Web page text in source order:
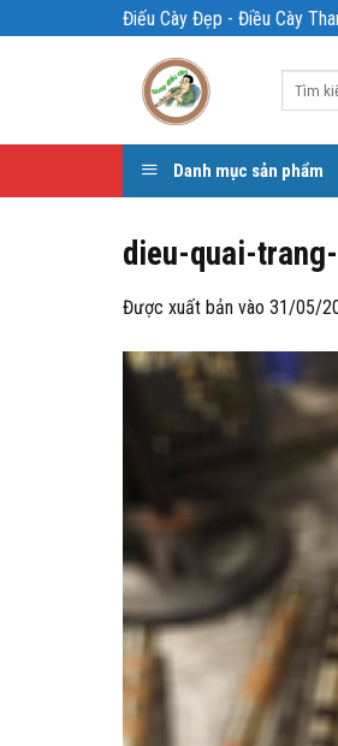
qua
Điếu Cày Đẹp - Điều Cày
Danh mục sản phẩm
dieu-quai-
Được xuất bản vào 31/05/